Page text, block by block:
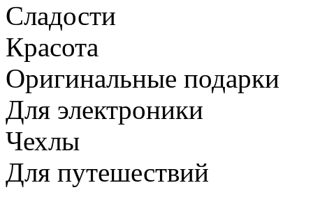
Сладости
Красота
Оригинальные подарки
Для электроники
Чехлы
Для путешествий